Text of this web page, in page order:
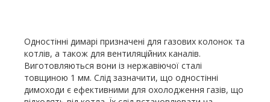
Одностінні димарі призначені для газових колонок та
котлів, а також для вентиляційних каналів.
Виготовляються вони із нержавіючої сталі
товщиною 1 мм. Слід зазначити, що одностінні
димоходи є ефективними для охолодження газів, що